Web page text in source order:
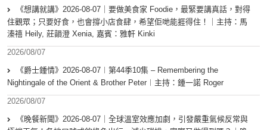
《想講就講》2026-08-07｜要做美食家 Foodie，最緊要講真話，對得
住觀眾；只要好食，也會撐小店食肆，希望佢哋能捱得住！｜主持：馬
溱禧 Heily, 莊韻澄 Xenia, 嘉賓：雅軒 Kinki
2026/08/07
《爵士鍾情》2026-08-07︱第44季10集 – Remembering the
Nightingale of the Orient & Brother Peter︱主持：鍾一諾 Roger
2026/08/07
《晚餐新聞》2026-08-07｜全球溫室效應加劇，引發嚴重氣候反常與